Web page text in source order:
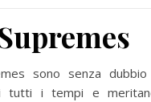
sono senza
tutti i tempi e